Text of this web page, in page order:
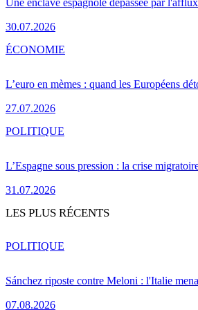
30.07.2026
L’euro en mèmes : quand les Européens
27.07.2026
ÉCONOMIE
L’Espagne sous pression : la crise
31.07.2026
POLITIQUE
LES PLUS RÉCENTS
Sánchez riposte contre Meloni : l'Italie
07.08.2026
POLITIQUE